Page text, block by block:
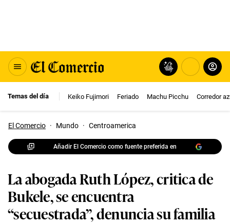
Temas del día Keiko Fujimori Feriado Machu Picchu Corredor
El Comercio · Mundo · Centroamerica
Añadir El Comercio como fuente preferida en
La abogada Ruth López, critica de
Bukele, se encuentra
“secuestrada”, denuncia su familia